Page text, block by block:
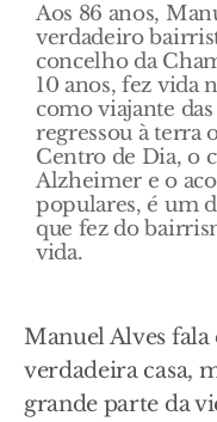
Aos 86 anos,
verdadeiro
concelho da
10 anos, fez vida
como viajante
regressou à terra
Centro de Dia, o
Alzheimer e o
populares, é um
que fez do
vida.
Manuel Alves
verdadeira casa,
grande parte da